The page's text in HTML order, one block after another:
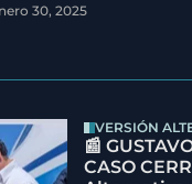
30, 2025
VERSIÓN
📰
CASO